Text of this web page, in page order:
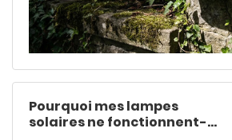
Pourquoi mes lampes
solaires ne fonctionnent-